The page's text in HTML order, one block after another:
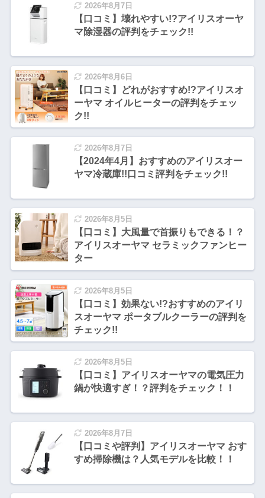
2026年8月7日
【口コミ】壊れやすい!?アイリスオーヤ
マ除湿器の評判をチェック!!
2026年8月6日
【口コミ】どれがおすすめ!?アイリスオ
ーヤマ オイルヒーターの評判をチェッ
ク!!
2026年8月7日
【2024年4月】おすすめのアイリスオー
ヤマ冷蔵庫!!口コミ評判をチェック!!
2026年8月5日
【口コミ】大風量で首振りもできる！？
アイリスオーヤマ セラミックファンヒー
ター
2026年8月5日
【口コミ】効果ない!?おすすめのアイリ
スオーヤマ ポータブルクーラーの評判を
チェック!!
2026年8月5日
【口コミ】アイリスオーヤマの電気圧力
鍋が快適すぎ！？評判をチェック！！
2026年8月7日
【口コミや評判】アイリスオーヤマ おす
すめ掃除機は？人気モデルを比較！！